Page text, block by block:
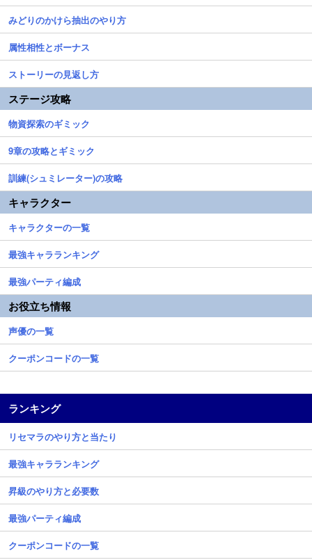
みどりのかけら抽出のやり方
属性相性とボーナス
ストーリーの見返し方
ステージ攻略
物資探索のギミック
9章の攻略とギミック
訓練(シュミレーター)の攻略
キャラクター
キャラクターの一覧
最強キャラランキング
最強パーティ編成
お役立ち情報
声優の一覧
クーポンコードの一覧
ランキング
リセマラのやり方と当たり
最強キャラランキング
昇級のやり方と必要数
最強パーティ編成
クーポンコードの一覧